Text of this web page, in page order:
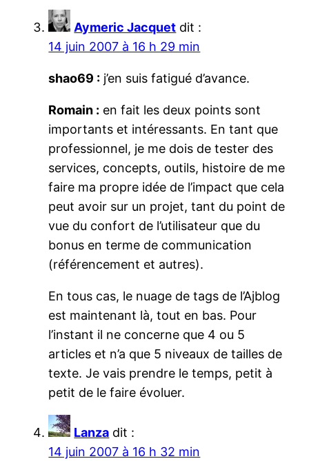
Aymeric Jacquet dit :
14 juin 2007 à 16 h 29 min
shao69 : j’en suis fatigué d’avance.
Romain : en fait les deux points sont
importants et intéressants. En tant que
professionnel, je me dois de tester des
services, concepts, outils, histoire de me
faire ma propre idée de l’impact que cela
peut avoir sur un projet, tant du point de
vue du confort de l’utilisateur que du
bonus en terme de communication
(référencement et autres).
En tous cas, le nuage de tags de l’Ajblog
est maintenant là, tout en bas. Pour
l’instant il ne concerne que 4 ou 5
articles et n’a que 5 niveaux de tailles de
texte. Je vais prendre le temps, petit à
petit de le faire évoluer.
Lanza dit :
14 juin 2007 à 16 h 32 min